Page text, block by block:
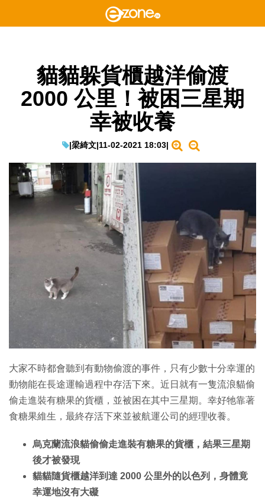
貓貓躲貨櫃越洋偷渡
2000 公里！被困三星期
幸被收養
|梁綺文|11-02-2021 18:03|
大家不時都會聽到有動物偷渡的事件，只有少數十分幸運的
動物能在長途運輸過程中存活下來。近日就有一隻流浪貓偷
偷走進裝有糖果的貨櫃，並被困在其中三星期。幸好牠靠著
食糖果維生，最終存活下來並被航運公司的經理收養。
烏克蘭流浪貓偷偷走進裝有糖果的貨櫃，結果三星期
後才被發現
貓貓隨貨櫃越洋到達 2000 公里外的以色列，身體竟
幸運地沒有大礙